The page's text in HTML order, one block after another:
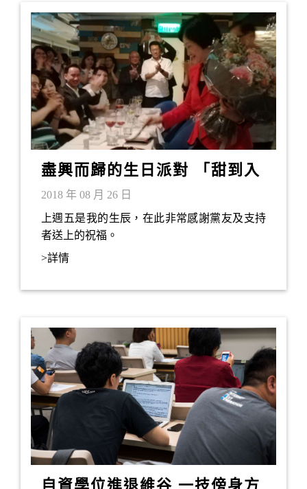
盡興而歸的生日派對 「甜到入
心」的朱古力蛋榚
2018 年 08 月 26 日
上週五是我的生辰，在此非常感謝黨友及支持
者送上的祝福。
>詳情
自資學位進退維谷 一技傍身方